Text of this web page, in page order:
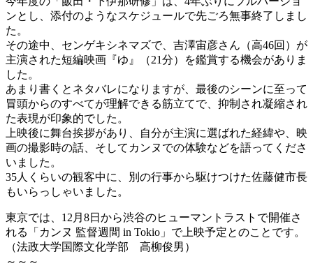
ンとし、添付のようなスケジュールで先ごろ無事終了しまし
た。
その途中、センゲキシネマズで、吉澤宙彦さん（高46回）が
主演された短編映画『ゆ』（21分）を鑑賞する機会がありま
した。
あまり書くとネタバレになりますが、最後のシーンに至って
冒頭からのすべてが理解できる筋立てで、抑制され凝縮され
た表現が印象的でした。
上映後に舞台挨拶があり、自分が主演に選ばれた経緯や、映
画の撮影時の話、そしてカンヌでの体験などを語ってくださ
いました。
35人くらいの観客中に、別の行事から駆けつけた佐藤健市長
もいらっしゃいました。
東京では、12月8日から渋谷のヒューマントラストで開催さ
れる「カンヌ 監督週間 in Tokio」で上映予定とのことです。
（法政大学国際文化学部 高柳俊男）
～～～